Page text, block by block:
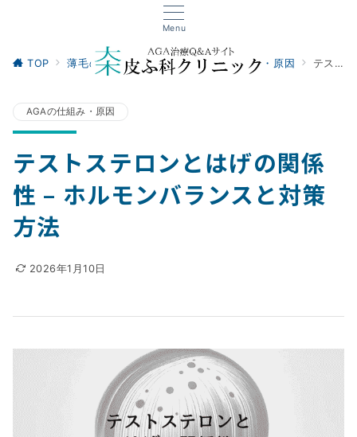
Menu
TOP 薄毛の悩み・基礎知識 AGAの仕組み・原因 テストステロンとはげの関係性 – ホルモンバランスと対策方法
AGAの仕組み・原因
テストステロンとはげの関係
性 – ホルモンバランスと対策
方法
2026年1月10日